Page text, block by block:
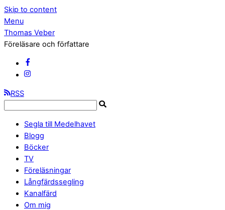
Skip to content
Menu
Thomas Veber
Föreläsare och författare
RSS
Segla till Medelhavet
Blogg
Böcker
TV
Föreläsningar
Långfärdssegling
Kanalfärd
Om mig